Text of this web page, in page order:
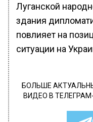
Луганской
здания
повлияет на
ситуации на
БОЛЬШЕ
ВИДЕО В